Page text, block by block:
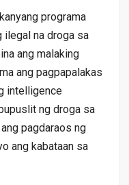
programa
ilegal na droga sa
ang malaking
ang pagpapalakas
intelligence
ng droga sa
pagdaraos ng
ang kabataan sa